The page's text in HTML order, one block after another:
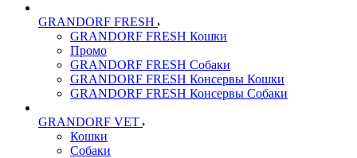
GRANDORF FRESH
GRANDORF FRESH Кошки
Промо
GRANDORF FRESH Собаки
GRANDORF FRESH Консервы Кошки
GRANDORF FRESH Консервы Собаки
GRANDORF VET
Кошки
Собаки